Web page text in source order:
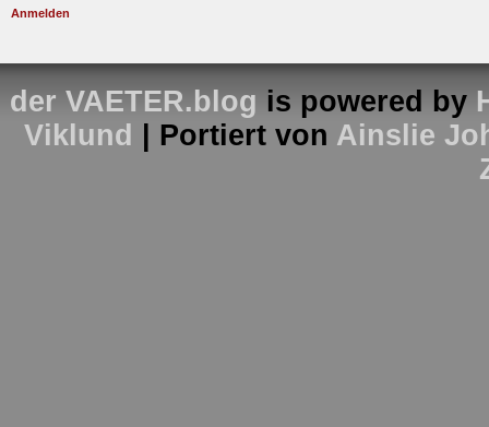
Anmelden
der VAETER.blog is powered by
Viklund
| Portiert von Ainslie